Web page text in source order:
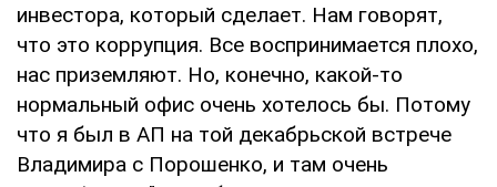
инвестора, который сделает. Нам говорят,
что это коррупция. Все воспринимается плохо,
нас приземляют. Но, конечно, какой-то
нормальный офис очень хотелось бы. Потому
что я был в АП на той декабрьской встрече
Владимира с Порошенко, и там очень